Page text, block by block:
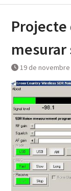
Projecte
mesurar
19 de novembre